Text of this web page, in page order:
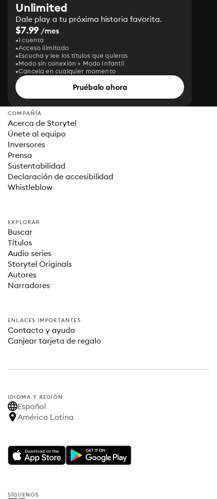
Unlimited
Dale play a tu próxima historia favorita.
$7.99 /mes
1 cuenta
Acceso ilimitado
Escucha y lee los títulos que quieras
Modo sin conexión + Modo Infantil
Cancela en cualquier momento
Pruébalo ahora
COMPAÑÍA
Acerca de Storytel
Únete al equipo
Inversores
Prensa
Sustentabilidad
Declaración de accesibilidad
Whistleblow
EXPLORAR
Buscar
Títulos
Audio series
Storytel Originals
Autores
Narradores
ENLACES IMPORTANTES
Contacto y ayuda
Canjear tarjeta de regalo
IDIOMA Y REGIÓN
Español
América Latina
SÍGUENOS